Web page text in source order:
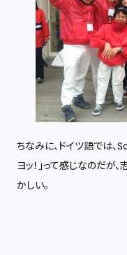
ちなみに、ドイツ語では、
ヨッ！」って感じなのだが
かしい。